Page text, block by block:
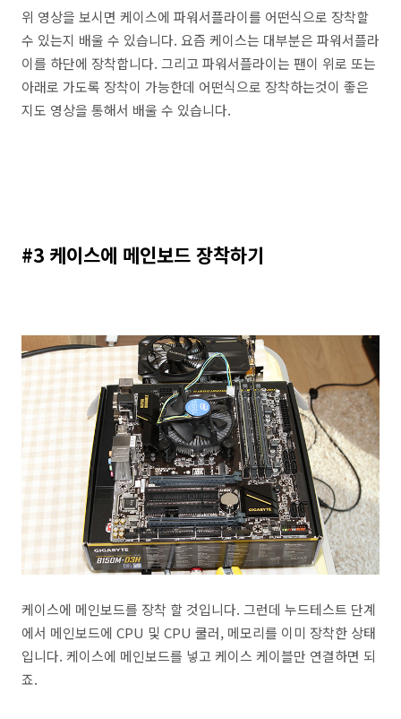
위 영상을 보시면 케이스에 파워서플라이를 어떤식으로 장착할
수 있는지 배울 수 있습니다. 요즘 케이스는 대부분은 파워서플라
이를 하단에 장착합니다. 그리고 파워서플라이는 팬이 위로 또는
아래로 가도록 장착이 가능한데 어떤식으로 장착하는것이 좋은
지도 영상을 통해서 배울 수 있습니다.
#3 케이스에 메인보드 장착하기
케이스에 메인보드를 장착 할 것입니다. 그런데 누드테스트 단계
에서 메인보드에 CPU 및 CPU 쿨러, 메모리를 이미 장착한 상태
입니다. 케이스에 메인보드를 넣고 케이스 케이블만 연결하면 되
죠.